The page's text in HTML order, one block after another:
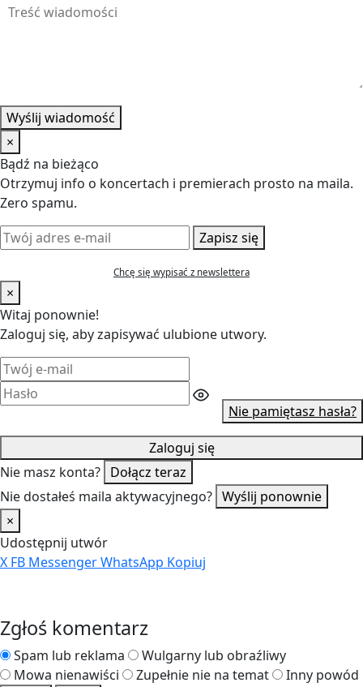
Wyślij wiadomość
×
Bądź na bieżąco
Otrzymuj info o koncertach i premierach prosto na maila.
Zero spamu.
Zapisz się
Chcę się wypisać z newslettera
×
Witaj ponownie!
Zaloguj się, aby zapisywać ulubione utwory.
Nie pamiętasz hasła?
Zaloguj się
Nie masz konta? Dołącz teraz
Nie dostałeś maila aktywacyjnego? Wyślij ponownie
×
Udostępnij utwór
X FB MessengerWhatsApp Kopiuj
Zgłoś komentarz
Spam lub reklama
Wulgarny lub obraźliwy
Mowa nienawiści
Zupełnie nie na temat
Inny powód